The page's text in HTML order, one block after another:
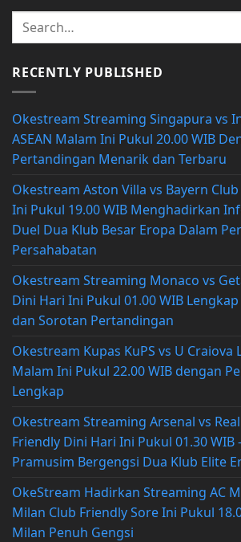
RECENTLY PUBLISHED
Okestream Streaming Singapura vs
ASEAN Malam Ini Pukul 20.00 WIB
Pertandingan Menarik dan Terbaru
Okestream Aston Villa vs Bayern
Ini Pukul 19.00 WIB Menghadirkan
Duel Dua Klub Besar Eropa Dalam
Persahabatan
Okestream Streaming Monaco vs
Dini Hari Ini Pukul 01.00 WIB
dan Sorotan Pertandingan
Okestream Kupas KuPS vs U Craiova
Malam Ini Pukul 22.00 WIB dengan
Lengkap
Okestream Streaming Arsenal vs
Friendly Dini Hari Ini Pukul 01.30 WIB
Pramusim Bergengsi Dua Klub Elite
OkeStream Hadirkan Streaming AC
Milan Club Friendly Sore Ini Pukul
Milan Penuh Gengsi